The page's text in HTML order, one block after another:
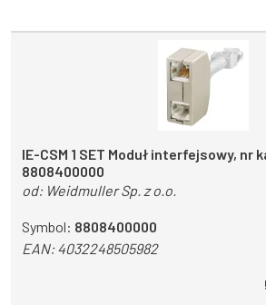
IE-CSM 1 SET Moduł interfejsowy, nr
8808400000
od: Weidmuller Sp. z o.o.
Symbol: 8808400000
EAN:4032248505982